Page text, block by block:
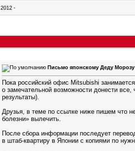
2012 -
Письмо японскому Деду
Пока российский офис Mitsubishi
о замечательной возможности донести
результаты).
Друзья, в теме по ссылке ниже пишем что
болезни» вылечить.
После сбора информации последует
в штаб-квартиру в Японии с копиями по